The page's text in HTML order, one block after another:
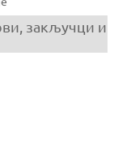
закључци и